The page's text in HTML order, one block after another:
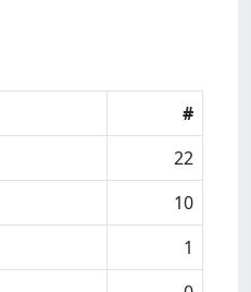
#
22
10
1